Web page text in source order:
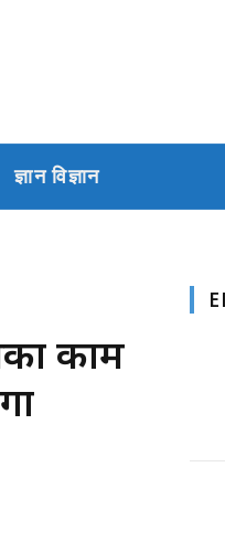
ज्ञान विज्ञान
काम